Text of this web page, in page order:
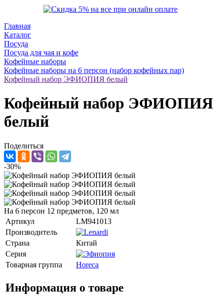
Главная
Каталог
Посуда
Посуда для чая и кофе
Кофейные наборы
Кофейные наборы на 6 персон (набор кофейных пар)
Кофейный набор ЭФИОПИЯ белый
Кофейный набор ЭФИОПИЯ
белый
Поделиться
-30%
На 6 персон 12 предметов, 120 мл
Артикул
LM941013
Производитель
Страна
Китай
Серия
Товарная группа
Horeca
Информация о товаре